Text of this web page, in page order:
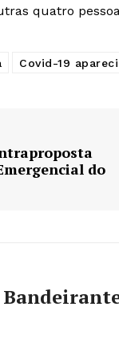
quatro
Covid-19
do